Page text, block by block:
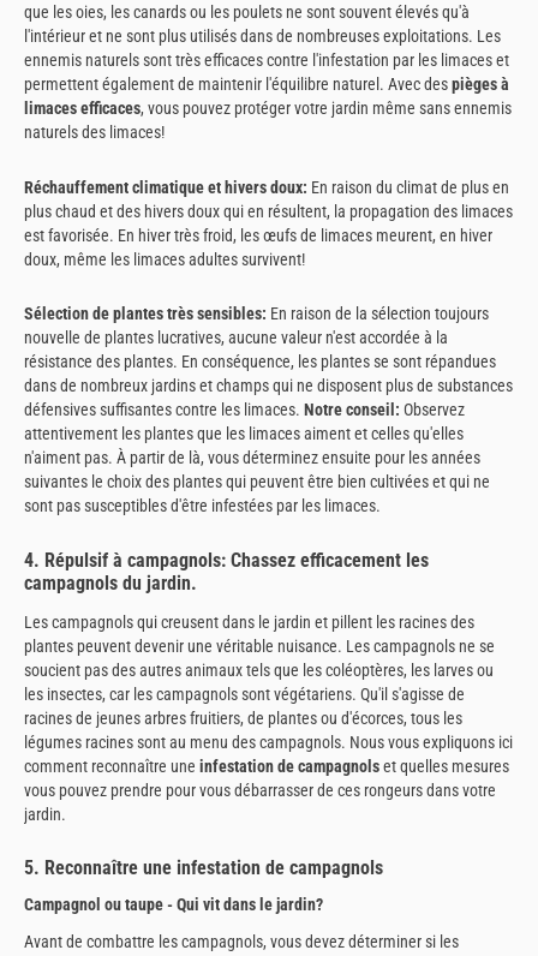
que les oies, les canards ou les poulets ne sont souvent élevés qu'à
l'intérieur et ne sont plus utilisés dans de nombreuses exploitations. Les
ennemis naturels sont très efficaces contre l'infestation par les limaces et
permettent également de maintenir l'équilibre naturel. Avec despièges à
limaces efficaces, vous pouvez protéger votre jardin même sans ennemis
naturels des limaces!
Réchauffement climatique et hivers doux: En raison du climat de plus en
plus chaud et des hivers doux qui en résultent, la propagation des limaces
est favorisée. En hiver très froid, les œufs de limaces meurent, en hiver
doux, même les limaces adultes survivent!
Sélection de plantes très sensibles: En raison de la sélection toujours
nouvelle de plantes lucratives, aucune valeur n'est accordée à la
résistance des plantes. En conséquence, les plantes se sont répandues
dans de nombreux jardins et champs qui ne disposent plus de substances
défensives suffisantes contre les limaces. Notre conseil: Observez
attentivement les plantes que les limaces aiment et celles qu'elles
n'aiment pas. À partir de là, vous déterminez ensuite pour les années
suivantes le choix des plantes qui peuvent être bien cultivées et qui ne
sont pas susceptibles d'être infestées par les limaces.
4. Répulsif à campagnols: Chassez efficacement les
campagnols du jardin.
Les campagnols qui creusent dans le jardin et pillent les racines des
plantes peuvent devenir une véritable nuisance. Les campagnols ne se
soucient pas des autres animaux tels que les coléoptères, les larves ou
les insectes, car les campagnols sont végétariens. Qu'il s'agisse de
racines de jeunes arbres fruitiers, de plantes ou d'écorces, tous les
légumes racines sont au menu des campagnols. Nous vous expliquons ici
comment reconnaître une infestation de campagnolset quelles mesures
vous pouvez prendre pour vous débarrasser de ces rongeurs dans votre
jardin.
5. Reconnaître une infestation de campagnols
Campagnol ou taupe - Qui vit dans le jardin?
Avant de combattre les campagnols, vous devez déterminer si les